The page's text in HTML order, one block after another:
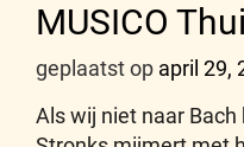
MUSICO
geplaatst op april 29,
Als wij niet naar